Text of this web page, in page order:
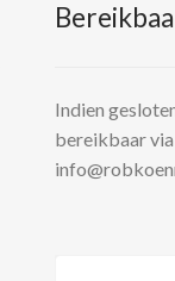
Indien
bereikbaar via